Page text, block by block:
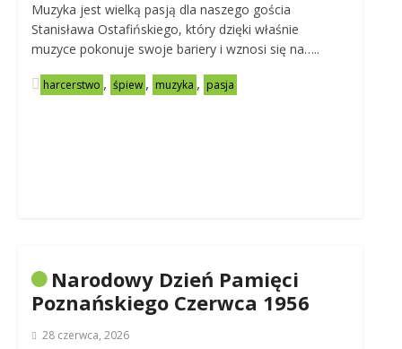
Muzyka jest wielką pasją dla naszego gościa
Stanisława Ostafińskiego, który dzięki właśnie
muzyce pokonuje swoje bariery i wznosi się na…..
harcerstwo , śpiew , muzyka , pasja
Narodowy Dzień Pamięci
Poznańskiego Czerwca 1956
28 czerwca, 2026